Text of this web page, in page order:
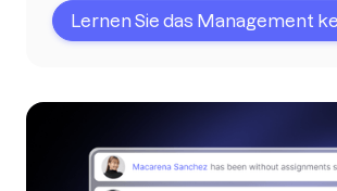
Lernen Sie das Management